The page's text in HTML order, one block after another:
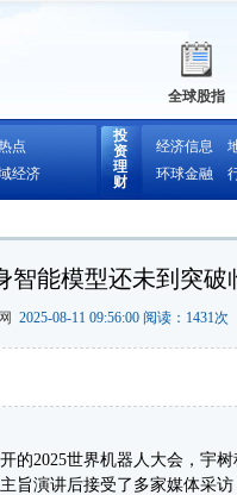
全球股指
点
经济
投
资
理
财
经济信息
环球金融
智能模型还未到突破
2025-08-11 09:56:00 阅读： 1431次
2025世界机器人大会，宇树
旨演讲后接受了多家媒体采